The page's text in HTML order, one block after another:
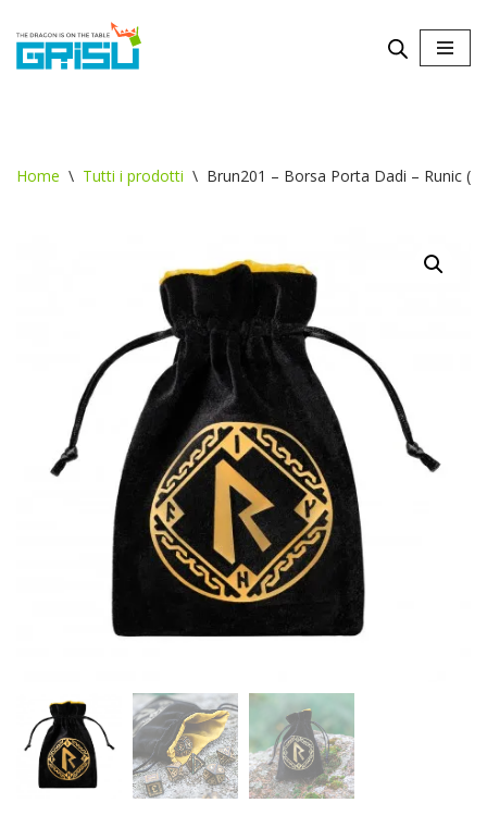
Vai
Home \ Tutti i prodotti \ Brun201 – Borsa Porta Dadi – Runic